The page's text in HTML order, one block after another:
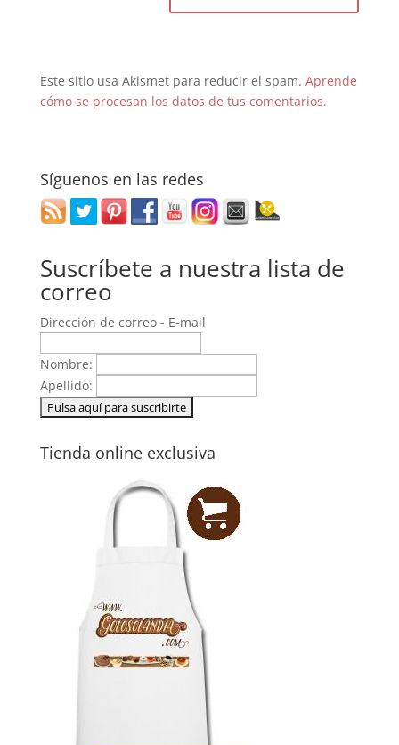
Este sitio usa Akismet para reducir el spam. Aprende
cómo se procesan los datos de tus comentarios.
Síguenos en las redes
Suscríbete a nuestra lista de
correo
Dirección de correo - E-mail
Nombre:
Apellido:
Tienda online exclusiva